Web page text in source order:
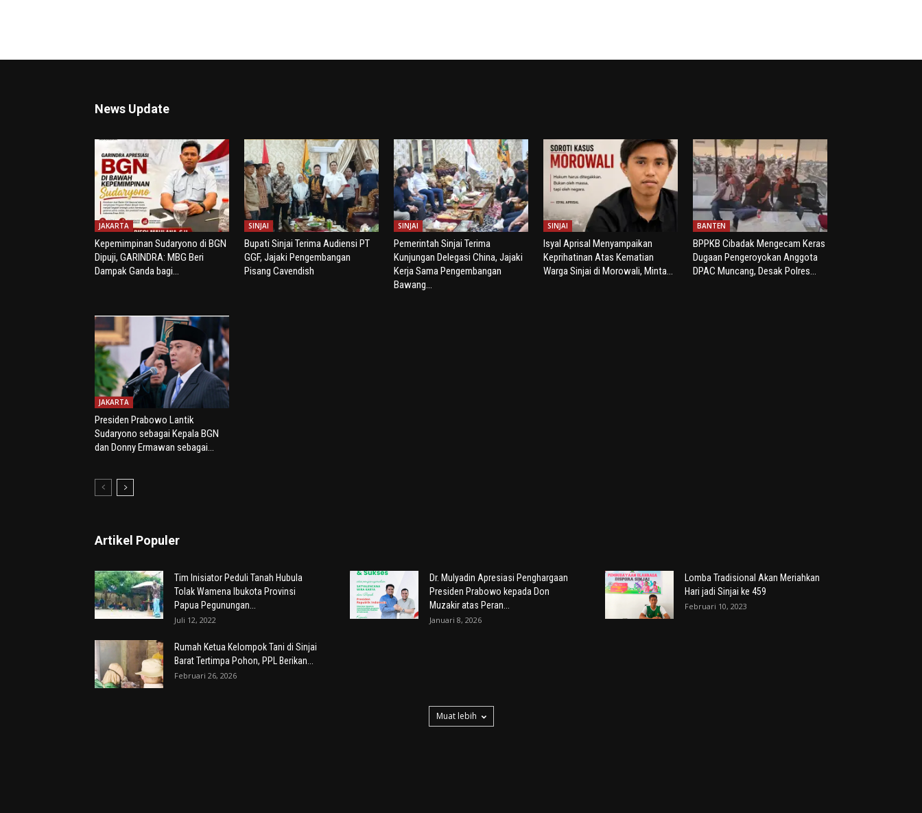
News Update
JAKARTA
Kepemimpinan Sudaryono di BGN
Dipuji, GARINDRA: MBG Beri
Dampak Ganda bagi...
SINJAI
Bupati Sinjai Terima Audiensi PT
GGF, Jajaki Pengembangan
Pisang Cavendish
SINJAI
Pemerintah Sinjai Terima
Kunjungan Delegasi China, Jajaki
Kerja Sama Pengembangan
Bawang...
SINJAI
Isyal Aprisal Menyampaikan
Keprihatinan Atas Kematian
Warga Sinjai di Morowali, Minta...
BANTEN
BPPKB Cibadak Mengecam Keras
Dugaan Pengeroyokan Anggota
DPAC Muncang, Desak Polres...
JAKARTA
Presiden Prabowo Lantik
Sudaryono sebagai Kepala BGN
dan Donny Ermawan sebagai...
Artikel Populer
Tim Inisiator Peduli Tanah Hubula
Tolak Wamena Ibukota Provinsi
Papua Pegunungan...
Juli 12, 2022
Dr. Mulyadin Apresiasi Penghargaan
Presiden Prabowo kepada Don
Muzakir atas Peran...
Januari 8, 2026
Lomba Tradisional Akan Meriahkan
Hari jadi Sinjai ke 459
Februari 10, 2023
Rumah Ketua Kelompok Tani di Sinjai
Barat Tertimpa Pohon, PPL Berikan...
Februari 26, 2026
Muat lebih